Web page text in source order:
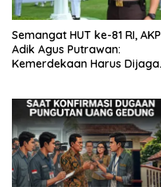
Semangat HUT ke-81 RI, AKP
Adik Agus Putrawan:
Kemerdekaan Harus Dijaga